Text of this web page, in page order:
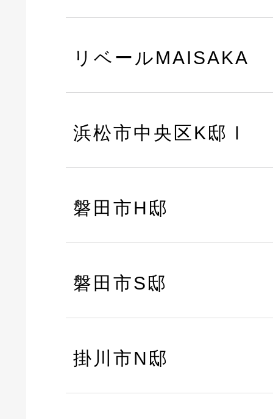
リベールMAISAKA
浜松市中央区K邸Ⅰ
磐田市H邸
磐田市S邸
掛川市N邸